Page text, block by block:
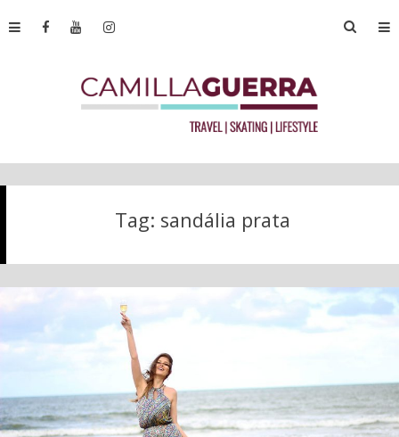
Tag: sandália prata